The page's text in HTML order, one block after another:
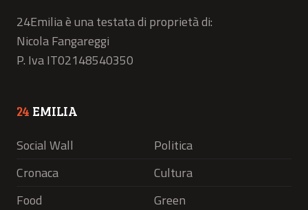
24Emilia è una testata di proprietà di:
Nicola Fangareggi
P. Iva IT02148540350
24 EMILIA
Social Wall
Politica
Cronaca
Cultura
Food
Green